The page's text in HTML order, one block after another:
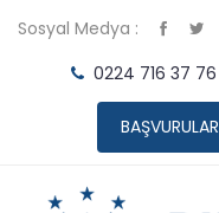
Sosyal Medya :
0224 716 37 76
BAŞVURULAR